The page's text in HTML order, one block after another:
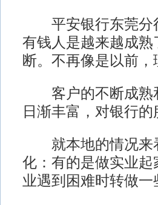
平安银行东莞分行
有钱人是越来越成
断。不再像是以前
客户的不断成熟
日渐丰富，对银行
就本地的情况来
化：有的是做实业
业遇到困难时转做一